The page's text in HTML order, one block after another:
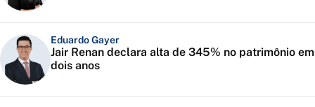
Eduardo Gayer
Jair Renan declara alta de 345% no patrimônio em
dois anos